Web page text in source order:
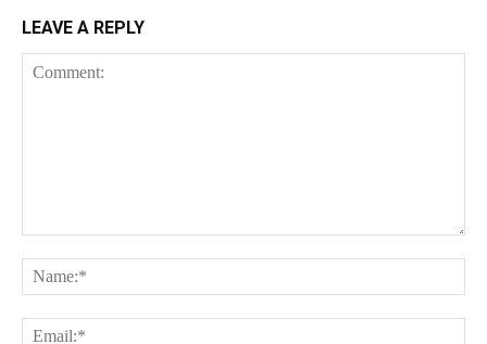
LEAVE A REPLY